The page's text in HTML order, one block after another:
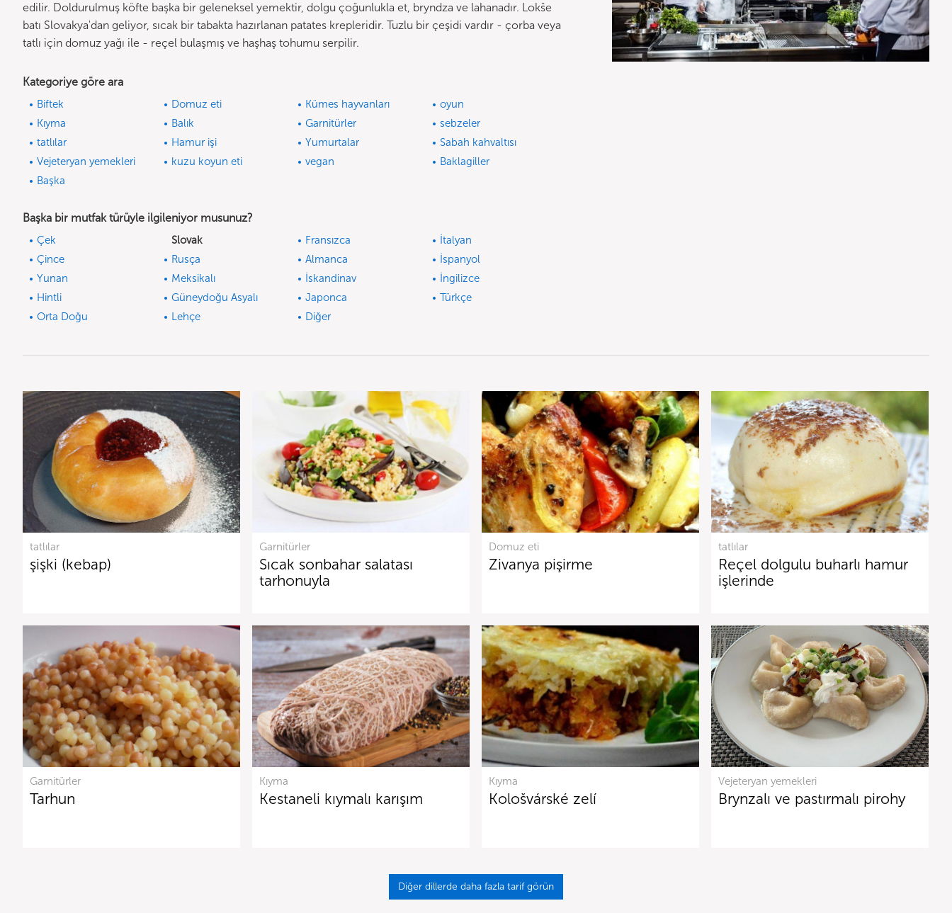
edilir. Doldurulmuş köfte başka bir geleneksel yemektir, dolgu çoğunlukla et, bryndza ve lahanadır. Lokše
batı Slovakya'dan geliyor, sıcak bir tabakta hazırlanan patates krepleridir. Tuzlu bir çeşidi vardır - çorba veya
tatlı için domuz yağı ile - reçel bulaşmış ve haşhaş tohumu serpilir.
Kategoriye göre ara
Biftek Domuz eti Kümes hayvanları
oyun
Kıyma
Balık Garnitürler
sebzeler
tatlılar
Hamur işi Yumurtalar
Sabah kahvaltısı
Vejeteryan yemekleri
kuzu koyun eti vegan
Baklagiller
Başka
Başka bir mutfak türüyle ilgileniyor musunuz?
Çek Slovak Fransızca
İtalyan
Çince
Rusça Almanca
İspanyol
Yunan
Meksikalı İskandinav
İngilizce
Hintli
Güneydoğu Asyalı Japonca
Türkçe
Orta Doğu
Lehçe Diğer
tatlılar
şişki (kebap)
Garnitürler
Sıcak sonbahar salatası
tarhonuyla
Domuz eti
Zivanya pişirme
tatlılar
Reçel dolgulu buharlı hamur
işlerinde
Garnitürler
Tarhun
Kıyma
Kestaneli kıymalı karışım
Kıyma
Kološvárské zelí
Vejeteryan yemekleri
Brynzalı ve pastırmalı pirohy
Diğer dillerde daha fazla tarif görün